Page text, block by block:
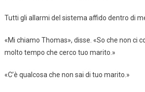
Tutti gli allarmi del sistema affido dentro di
«Mi chiamo Thomas», disse. «So che non ci
molto tempo che cerco tuo marito.»
«C’è qualcosa che non sai di tuo marito.»